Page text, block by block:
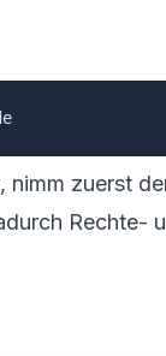
zuerst
Rechte-